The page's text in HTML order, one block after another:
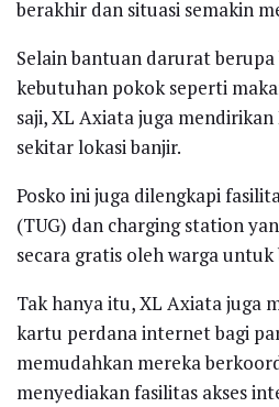
berakhir dan situasi semakin
Selain bantuan darurat
kebutuhan pokok seperti
saji, XL Axiata juga mendirikan
sekitar lokasi banjir.
Posko ini juga dilengkapi
(TUG) dan charging station
secara gratis oleh warga
Tak hanya itu, XL Axiata juga
kartu perdana internet bagi
memudahkan mereka
menyediakan fasilitas akses